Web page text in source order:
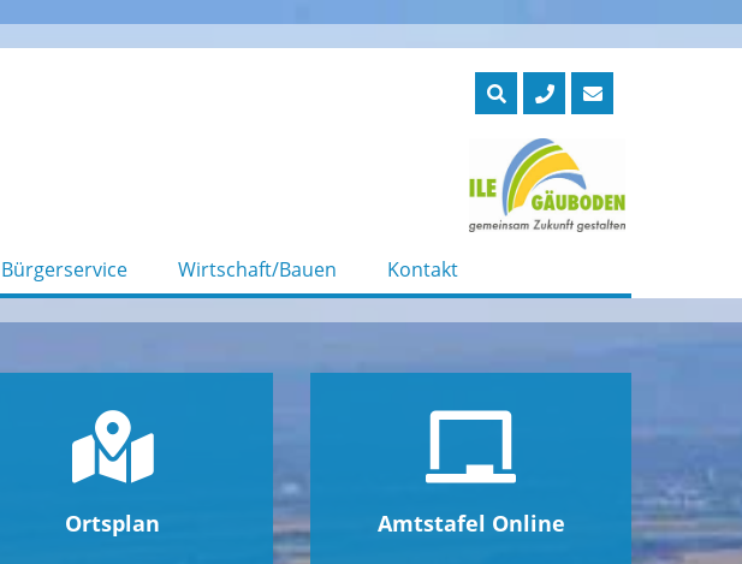
Bürgerservice Wirtschaft/Bauen Kontakt
Ortsplan Amtstafel Online